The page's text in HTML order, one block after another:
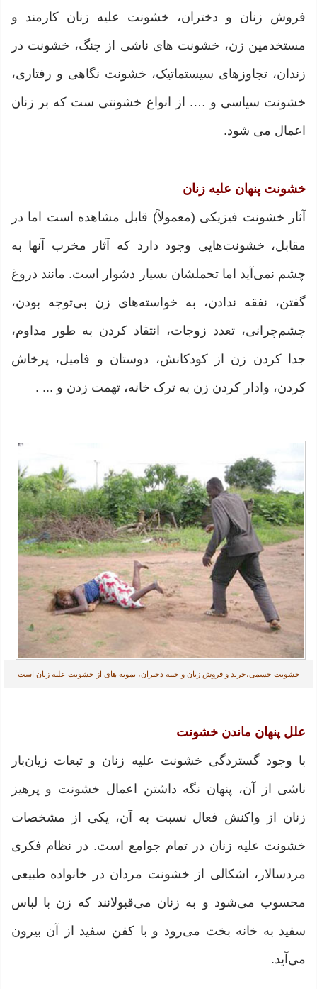
فروش زنان و دختران، خشونت علیه زنان کارمند و
مستخدمین زن، خشونت های ناشی از جنگ، خشونت در
زندان، تجاوزهای سیستماتیک، خشونت نگاهی و رفتاری،
خشونت سیاسی و …. از انواع خشونتی ست که بر زنان
اعمال می شود.
خشونت پنهان علیه زنان
آثار خشونت فیزیکی (معمولاً) قابل مشاهده است اما در
مقابل، خشونت‌هایی وجود دارد که آثار مخرب آنها به
چشم نمی‌آید اما تحملشان بسیار دشوار است. مانند دروغ
گفتن، نفقه ندادن، به خواسته‌های زن بی‌توجه بودن،
چشم‌چرانی، تعدد زوجات، انتقاد کردن به طور مداوم،
جدا کردن زن از کودکانش، دوستان و فامیل، پرخاش
کردن، وادار کردن زن به ترک خانه، تهمت زدن و ... .
خشونت جسمی،خرید و فروش زنان و ختنه دختران، نمونه های از خشونت علیه زنان است
علل پنهان ماندن خشونت
با وجود گستردگی خشونت علیه زنان و تبعات زیان‌بار
ناشی از آن، پنهان نگه داشتن اعمال خشونت و پرهیز
زنان از واکنش فعال نسبت به آن، یکی از مشخصات
خشونت علیه زنان در تمام جوامع است. در نظام فکری
مردسالار، اشکالی از خشونت مردان در خانواده طبیعی
محسوب می‌شود و به زنان می‌قبولانند که زن با لباس
سفید به خانه بخت می‌رود و با کفن سفید از آن بیرون
می‌آید.